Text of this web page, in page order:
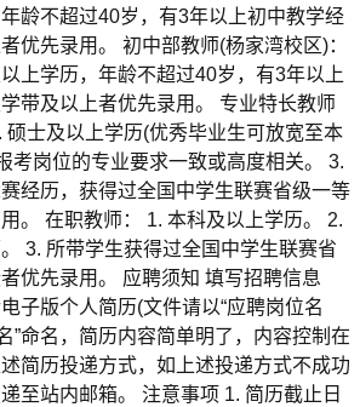
龄不超过40岁，有3年以上初中教学经
优先录用。 初中部教师(杨家湾校区)：
上学历，年龄不超过40岁，有3年以上
带及以上者优先录用。 专业特长教师
硕士及以上学历(优秀毕业生可放宽至本
考岗位的专业要求一致或高度相关。 3.
经历，获得过全国中学生联赛省级一等
。 在职教师： 1. 本科及以上学历。 2.
3. 所带学生获得过全国中学生联赛省
优先录用。 应聘须知 填写招聘信息
子版个人简历(文件请以“应聘岗位名
”命名，简历内容简单明了，内容控制在
简历投递方式，如上述投递方式不成功
至站内邮箱。 注意事项 1. 简历截止日